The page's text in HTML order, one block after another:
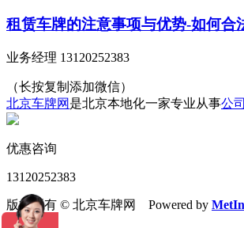
租赁车牌的注意事项与优势-如何合
业务经理 13120252383
（长按复制添加微信）
北京车牌网 是北京本地化一家专业从事公
优惠咨询
13120252383
版权所有 © 北京车牌网 Powered by